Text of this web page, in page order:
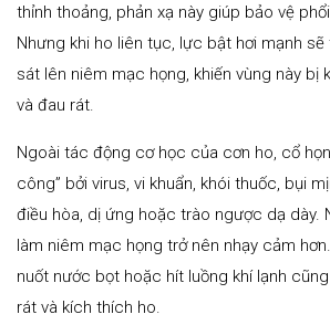
thỉnh thoảng, phản xạ này giúp bảo vệ
Nhưng khi ho liên tục, lực bật hơi mạnh
sát lên niêm mạc họng, khiến vùng này bị
và đau rát.
Ngoài tác động cơ học của cơn ho, cổ
công” bởi virus, vi khuẩn, khói thuốc, bụi
điều hòa, dị ứng hoặc trào ngược dạ dày.
làm niêm mạc họng trở nên nhạy cảm
nuốt nước bọt hoặc hít luồng khí lạnh
rát và kích thích ho.